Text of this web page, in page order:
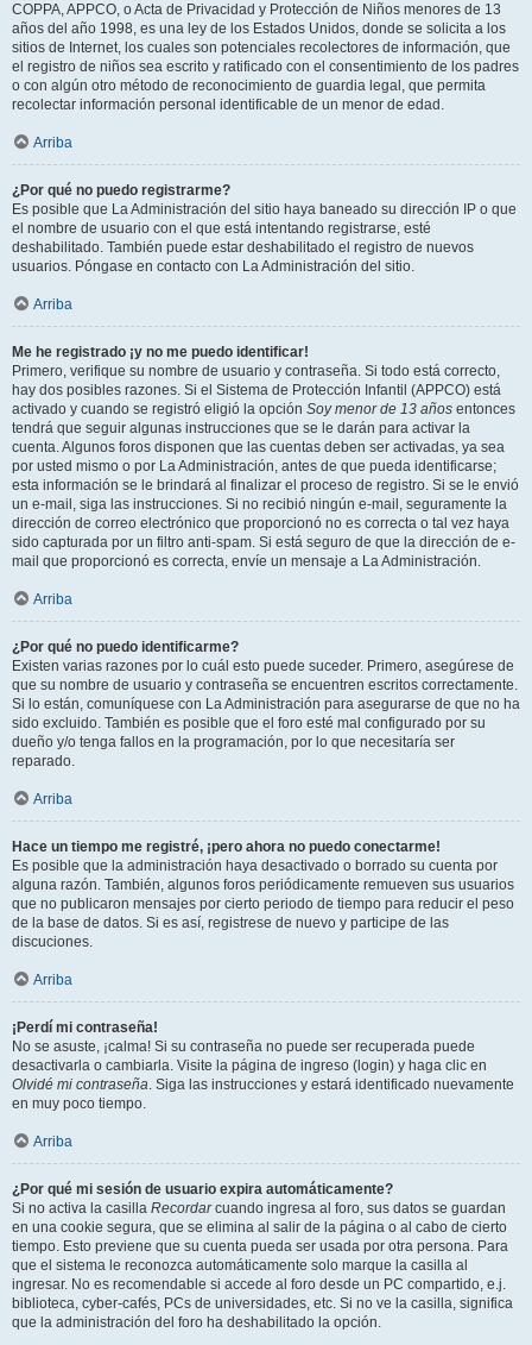
COPPA, APPCO, o Acta de Privacidad y Protección de Niños menores de 13
años del año 1998, es una ley de los Estados Unidos, donde se solicita a los
sitios de Internet, los cuales son potenciales recolectores de información, que
el registro de niños sea escrito y ratificado con el consentimiento de los padres
o con algún otro método de reconocimiento de guardia legal, que permita
recolectar información personal identificable de un menor de edad.
Arriba
¿Por qué no puedo registrarme?
Es posible que La Administración del sitio haya baneado su dirección IP o que
el nombre de usuario con el que está intentando registrarse, esté
deshabilitado. También puede estar deshabilitado el registro de nuevos
usuarios. Póngase en contacto con La Administración del sitio.
Arriba
Me he registrado ¡y no me puedo identificar!
Primero, verifique su nombre de usuario y contraseña. Si todo está correcto,
hay dos posibles razones. Si el Sistema de Protección Infantil (APPCO) está
activado y cuando se registró eligió la opción Soy menor de 13 años entonces
tendrá que seguir algunas instrucciones que se le darán para activar la
cuenta. Algunos foros disponen que las cuentas deben ser activadas, ya sea
por usted mismo o por La Administración, antes de que pueda identificarse;
esta información se le brindará al finalizar el proceso de registro. Si se le envió
un e-mail, siga las instrucciones. Si no recibió ningún e-mail, seguramente la
dirección de correo electrónico que proporcionó no es correcta o tal vez haya
sido capturada por un filtro anti-spam. Si está seguro de que la dirección de e-
mail que proporcionó es correcta, envíe un mensaje a La Administración.
Arriba
¿Por qué no puedo identificarme?
Existen varias razones por lo cuál esto puede suceder. Primero, asegúrese de
que su nombre de usuario y contraseña se encuentren escritos correctamente.
Si lo están, comuníquese con La Administración para asegurarse de que no ha
sido excluido. También es posible que el foro esté mal configurado por su
dueño y/o tenga fallos en la programación, por lo que necesitaría ser
reparado.
Arriba
Hace un tiempo me registré, ¡pero ahora no puedo conectarme!
Es posible que la administración haya desactivado o borrado su cuenta por
alguna razón. También, algunos foros periódicamente remueven sus usuarios
que no publicaron mensajes por cierto periodo de tiempo para reducir el peso
de la base de datos. Si es así, registrese de nuevo y participe de las
discuciones.
Arriba
¡Perdí mi contraseña!
No se asuste, ¡calma! Si su contraseña no puede ser recuperada puede
desactivarla o cambiarla. Visite la página de ingreso (login) y haga clic en
Olvidé mi contraseña. Siga las instrucciones y estará identificado nuevamente
en muy poco tiempo.
Arriba
¿Por qué mi sesión de usuario expira automáticamente?
Si no activa la casilla Recordarcuando ingresa al foro, sus datos se guardan
en una cookie segura, que se elimina al salir de la página o al cabo de cierto
tiempo. Esto previene que su cuenta pueda ser usada por otra persona. Para
que el sistema le reconozca automáticamente solo marque la casilla al
ingresar. No es recomendable si accede al foro desde un PC compartido, e.j.
biblioteca, cyber-cafés, PCs de universidades, etc. Si no ve la casilla, significa
que la administración del foro ha deshabilitado la opción.